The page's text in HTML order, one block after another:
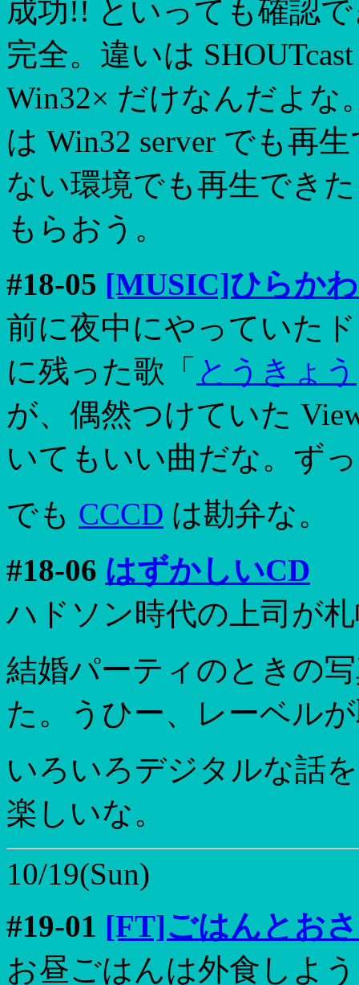
成功!! といっても確認
完全。違いは
Win32× だけなんだよな
は Win32 server でも再
ない環境でも再生でき
もらおう。
#18-05 [MUSIC]ひらか
前に夜中にやっていた
に残った歌「 とうきょう
が、偶然つけていた
いてもいい曲だな。ず
でも CCCD は勘弁な。
#18-06 はずかしいCD
ハドソン時代の上司が
結婚パーティのときの
た。うひー、レーベル
いろいろデジタルな話
楽しいな。
10/19(Sun)
#19-01 [FT]ごはんとお
お昼ごはんは外食しよ